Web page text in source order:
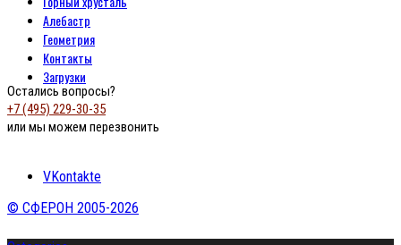
Алебастр
Геометрия
Контакты
Загрузки
Остались вопросы?
+7 (495) 229-30-35
или мы можем перезвонить
VKontakte
© СФЕРОН 2005-2026